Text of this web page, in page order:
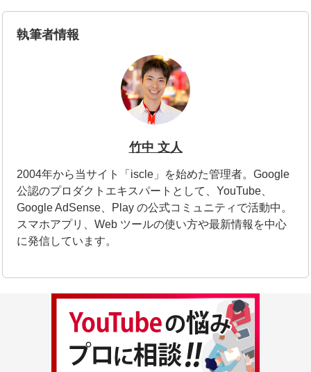
執筆者情報
竹中 文人
2004年から当サイト「iscle」を始めた管理者。Google
公認のプロダクトエキスパートとして、YouTube、
Google AdSense、Play の公式コミュニティで活動中。
スマホアプリ、Web ツールの使い方や最新情報を中心
に発信しています。